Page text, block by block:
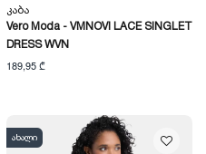
Კაბა
Vero Moda - VMNOVI LACE SINGLET
DRESS WVN
189,95 ₾
ახალი